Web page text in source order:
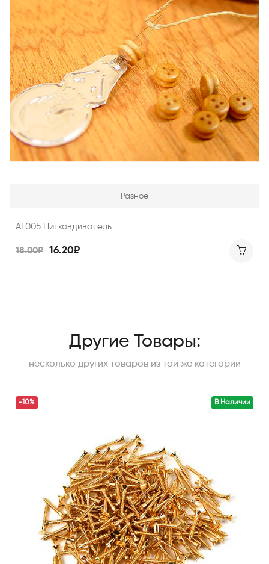
Разное
AL005 Нитковдиватель
18.00₽ 16.20₽
Другие Товары:
несколько других товаров из той же категории
В Наличии
-10%